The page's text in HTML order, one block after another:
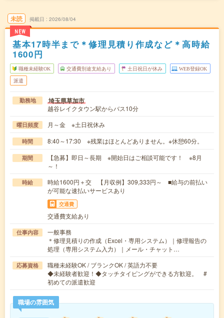
未読
NEW
掲載日 2026/08/04
基本17時半まで＊修理見積り作成など＊高時給
1600円
職種未経験OK 交通費別途支給あり 土日祝日が休み WEB登録OK
派遣
勤務地 埼玉県草加市
越谷レイクタウン駅からバス10分
曜日頻度 月～金 ※土日祝休み
時間 8:40～17:30 ※残業はほとんどありません。※休憩60分。
期間
【急募】即日～長期 ※開始日はご相談可能です！ ※8月
～！
時給
時給1600円＋交 【月収例】309,333円～ ■給与の前払い
が可能な速払いサービスあり
交通費
交通費支給あり
仕事内容
一般事務
＊修理見積りの作成（Excel・専用システム）｜修理報告の
処理（専用システム入力）｜メール・チャット…
応募資格
職種未経験OK / ブランクOK / 英語力不要
◆未経験者歓迎！◆タッチタイピングができる方歓迎。 #
初めての派遣歓迎
職場の雰囲気